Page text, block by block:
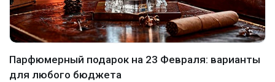
Парфюмерный подарок на 23 Февраля: варианты
для любого бюджета